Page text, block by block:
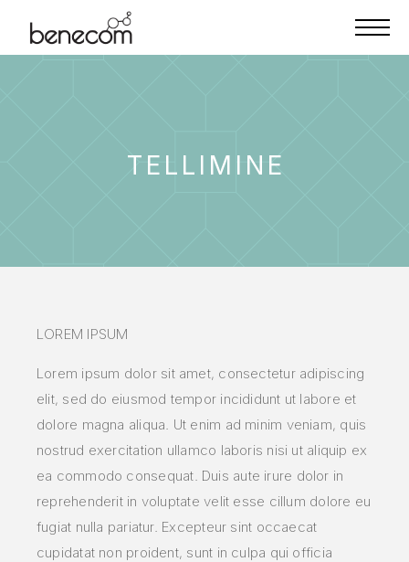
TELLIMINE
LOREM IPSUM
Lorem ipsum dolor sit amet, consectetur adipiscing
elit, sed do eiusmod tempor incididunt ut labore et
dolore magna aliqua. Ut enim ad minim veniam, quis
nostrud exercitation ullamco laboris nisi ut aliquip ex
ea commodo consequat. Duis aute irure dolor in
reprehenderit in voluptate velit esse cillum dolore eu
fugiat nulla pariatur. Excepteur sint occaecat
cupidatat non proident, sunt in culpa qui officia